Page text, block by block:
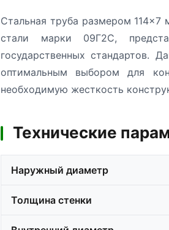
Стальная труба размером
стали марки 09Г2С,
государственных стандартов.
оптимальным выбором для
необходимую жесткость
Технические
Наружный диаметр
Толщина стенки